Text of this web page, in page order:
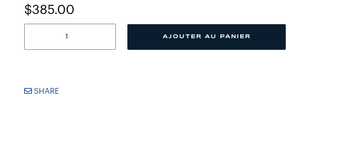
$385.00
quantité
-
AJOUTER AU PANIER
SHARE